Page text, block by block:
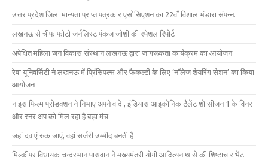
उत्तर प्रदेश जिला मान्यता प्राप्त पत्रकार एसोसिएशन का 22वाँ विशाल भंडारा संपन्न.
लखनऊ से चीफ फोटो जर्नलिस्ट पंकज जोशी की स्पेशल रिपोर्ट
अपेक्षित महिला जन विकास संस्थान लखनऊ द्वारा जागरूकता कार्यक्रम का आयोजन
रेवा यूनिवर्सिटी ने लखनऊ में प्रिंसिपल्स और फैकल्टी के लिए ‘नॉलेज शेयरिंग सेशन’ का किया
आयोजन
नाइस फिल्म प्रोडक्शन ने निभाए अपने वादे , इंडियास आइकोनिक टैलेंट शो सीजन 1 के विनर
और रनर अप को मिल रहा है बड़ा मंच
जहां दवाएं रुक जाएं, वहां सर्जरी उम्मीद बनती है
मिल्कीपुर विधायक चन्द्रभानु पासवान ने मुख्यमंत्री योगी आदित्यनाथ से की शिष्टाचार भेंट